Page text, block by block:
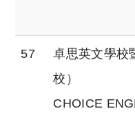
57
卓思英文學校
校）
CHOICE